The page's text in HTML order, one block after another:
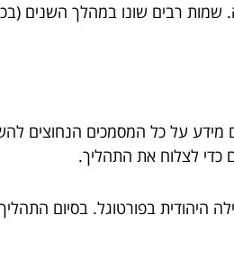
שמות רבים שונו במהלך השנים
מידע על כל המסמכים הנחוצים
כדי לצלוח את התהליך.
בפורטוגל. בסיום התהליך